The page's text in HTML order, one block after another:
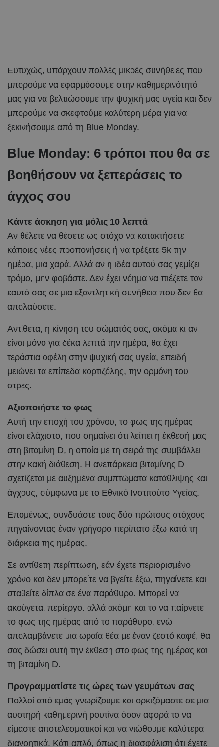
Ευτυχώς, υπάρχουν πολλές μικρές συνήθειες που
μπορούμε να εφαρμόσουμε στην καθημερινότητά
μας για να βελτιώσουμε την ψυχική μας υγεία και δεν
μπορούμε να σκεφτούμε καλύτερη μέρα για να
ξεκινήσουμε από τη Blue Monday.
Blue Monday: 6 τρόποι που θα σε
βοηθήσουν να ξεπεράσεις το
άγχος σου
Κάντε άσκηση για μόλις 10 λεπτά
Αν θέλετε να θέσετε ως στόχο να κατακτήσετε
κάποιες νέες προπονήσεις ή να τρέξετε 5k την
ημέρα, μια χαρά. Αλλά αν η ιδέα αυτού σας γεμίζει
τρόμο, μην φοβάστε. Δεν έχει νόημα να πιέζετε τον
εαυτό σας σε μια εξαντλητική συνήθεια που δεν θα
απολαύσετε.
Αντίθετα, η κίνηση του σώματός σας, ακόμα κι αν
είναι μόνο για δέκα λεπτά την ημέρα, θα έχει
τεράστια οφέλη στην ψυχική σας υγεία, επειδή
μειώνει τα επίπεδα κορτιζόλης, την ορμόνη του
στρες.
Αξιοποιήστε το φως
Αυτή την εποχή του χρόνου, το φως της ημέρας
είναι ελάχιστο, που σημαίνει ότι λείπει η έκθεσή μας
στη βιταμίνη D, η οποία με τη σειρά της συμβάλλει
στην κακή διάθεση. Η ανεπάρκεια βιταμίνης D
σχετίζεται με αυξημένα συμπτώματα κατάθλιψης και
άγχους, σύμφωνα με το Εθνικό Ινστιτούτο Υγείας.
Επομένως, συνδυάστε τους δύο πρώτους στόχους
πηγαίνοντας έναν γρήγορο περίπατο έξω κατά τη
διάρκεια της ημέρας.
Σε αντίθετη περίπτωση, εάν έχετε περιορισμένο
χρόνο και δεν μπορείτε να βγείτε έξω, πηγαίνετε και
σταθείτε δίπλα σε ένα παράθυρο. Μπορεί να
ακούγεται περίεργο, αλλά ακόμη και το να παίρνετε
το φως της ημέρας από το παράθυρο, ενώ
απολαμβάνετε μια ωραία θέα με έναν ζεστό καφέ, θα
σας δώσει αυτή την έκθεση στο φως της ημέρας και
τη βιταμίνη D.
Προγραμματίστε τις ώρες των γευμάτων σας
Πολλοί από εμάς γνωρίζουμε και ορκιζόμαστε σε μια
αυστηρή καθημερινή ρουτίνα όσον αφορά το να
είμαστε αποτελεσματικοί και να νιώθουμε καλύτερα
διανοητικά. Κάτι απλό, όπως η διασφάλιση ότι έχετε